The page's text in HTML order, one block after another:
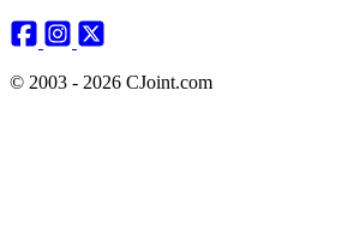
© 2003 - 2026 CJoint.com